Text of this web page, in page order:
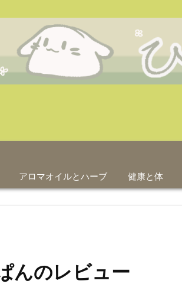
アロマオイルとハーブ 健康と体
んのレビュー